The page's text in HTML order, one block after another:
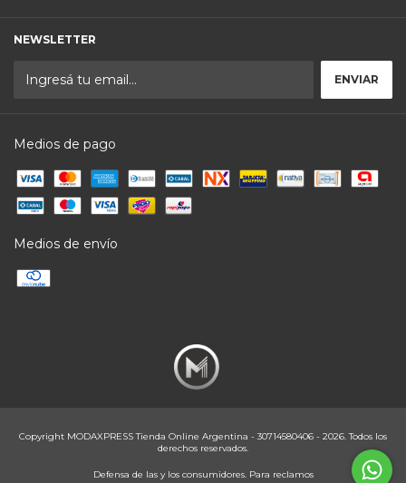
NEWSLETTER
Medios de pago
Medios de envío
Copyright MODAXPRESS Tienda Online Argentina - 30714580406 - 2026. Todos los
derechos reservados.
Defensa de las y los consumidores. Para reclamos